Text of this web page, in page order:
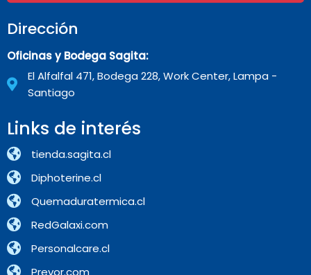
Dirección
Oficinas y Bodega Sagita:
El Alfalfal 471, Bodega 228, Work Center, Lampa -
Santiago
Links de interés
tienda.sagita.cl
Diphoterine.cl
Quemaduratermica.cl
RedGalaxi.com
Personalcare.cl
Prevor.com